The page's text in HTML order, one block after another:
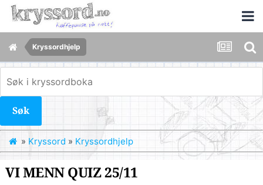
Kryssordhjelp
Søk
» Kryssord » Kryssordhjelp
VI MENN QUIZ 25/11